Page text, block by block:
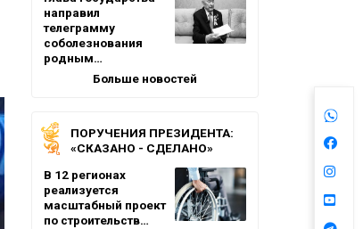
направил
телеграмму
соболезнования
родным…
Больше новостей
ПОРУЧЕНИЯ ПРЕЗИДЕНТА:
«СКАЗАНО - СДЕЛАНО»
В 12 регионах
реализуется
масштабный проект
по строительств…